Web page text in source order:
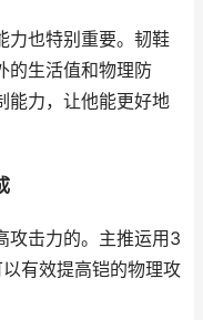
力也特别重要。韧鞋
的生活值和物理防
能力，让他能更好地
攻击力的。主推运用3
有效提高铠的物理攻